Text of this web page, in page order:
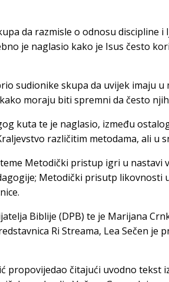
da razmisle o odnosu discipline i
je naglasio kako je Isus često
sudionike skupa da uvijek imaju
moraju biti spremni da često
kuta te je naglasio, između
različitim metodama, ali u
Metodički pristup igri u nastavi
Metodički prisutp
Biblije (DPB) te je Marijana
Ri Streama, Lea Sečen je
čitajući uvodno tekst